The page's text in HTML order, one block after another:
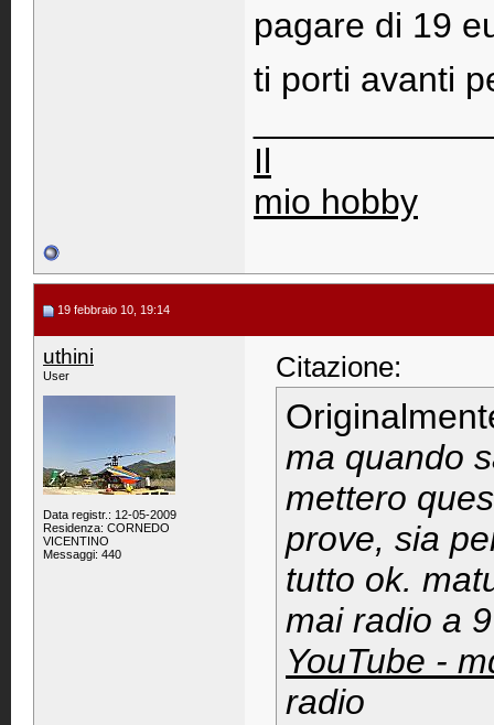
pagare di 19
ti porti avanti
Il
mio hobby
19 febbraio 10, 19:14
uthini
User
Data registr.: 12-05-2009
Residenza: CORNEDO
VICENTINO
Messaggi: 440
Citazione:
ma quando
mettero
prove, sia
tutto ok.
mai radio a
YouTube -
radio